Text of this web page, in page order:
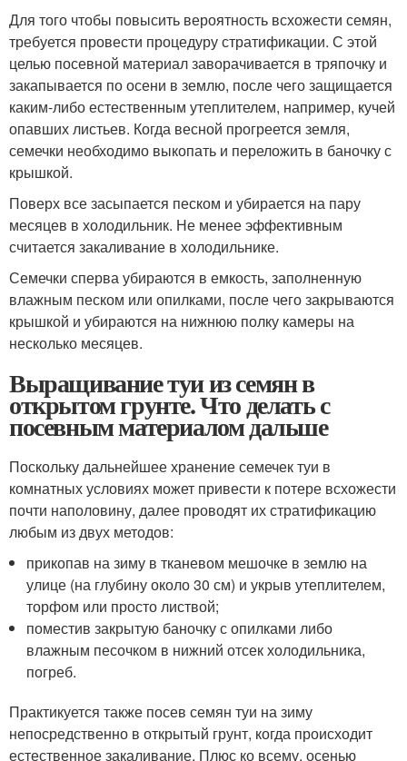
Для того чтобы повысить вероятность всхожести семян,
требуется провести процедуру стратификации. С этой
целью посевной материал заворачивается в тряпочку и
закапывается по осени в землю, после чего защищается
каким-либо естественным утеплителем, например, кучей
опавших листьев. Когда весной прогреется земля,
семечки необходимо выкопать и переложить в баночку с
крышкой.
Поверх все засыпается песком и убирается на пару
месяцев в холодильник. Не менее эффективным
считается закаливание в холодильнике.
Семечки сперва убираются в емкость, заполненную
влажным песком или опилками, после чего закрываются
крышкой и убираются на нижнюю полку камеры на
несколько месяцев.
Выращивание туи из семян в
открытом грунте. Что делать с
посевным материалом дальше
Поскольку дальнейшее хранение семечек туи в
комнатных условиях может привести к потере всхожести
почти наполовину, далее проводят их стратификацию
любым из двух методов:
прикопав на зиму в тканевом мешочке в землю на
улице (на глубину около 30 см) и укрыв утеплителем,
торфом или просто листвой;
поместив закрытую баночку с опилками либо
влажным песочком в нижний отсек холодильника,
погреб.
Практикуется также посев семян туи на зиму
непосредственно в открытый грунт, когда происходит
естественное закаливание. Плюс ко всему, осенью